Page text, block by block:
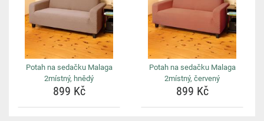
Potah na sedačku Malaga
2místný, hnědý
899 Kč
Potah na sedačku Malaga
2místný, červený
899 Kč